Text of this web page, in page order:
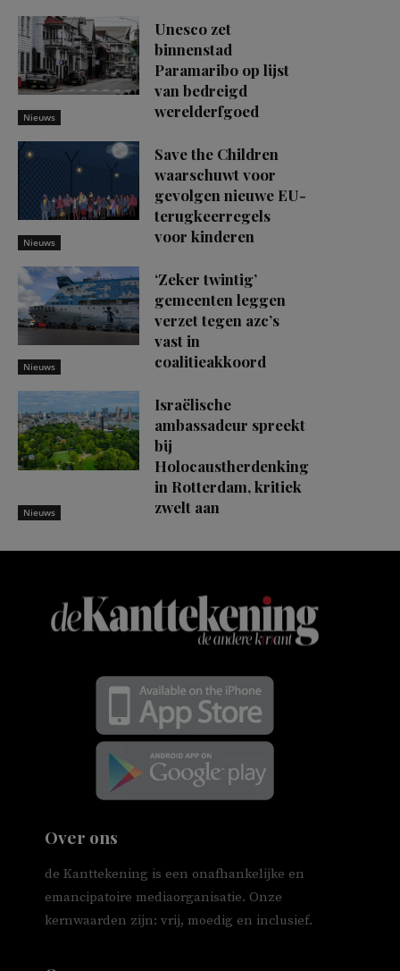
Nieuws
Unesco zet
binnenstad
Paramaribo op lijst
van bedreigd
werelderfgoed
Nieuws
Save the Children
waarschuwt voor
gevolgen nieuwe EU-
terugkeerregels
voor kinderen
Nieuws
‘Zeker twintig’
gemeenten leggen
verzet tegen azc’s
vast in
coalitieakkoord
Nieuws
Israëlische
ambassadeur spreekt
bij
Holocaustherdenking
in Rotterdam, kritiek
zwelt aan
Over ons
de Kanttekening is een onafhankelijke en
emancipatoire mediaorganisatie. Onze
kernwaarden zijn: vrij, moedig en inclusief.